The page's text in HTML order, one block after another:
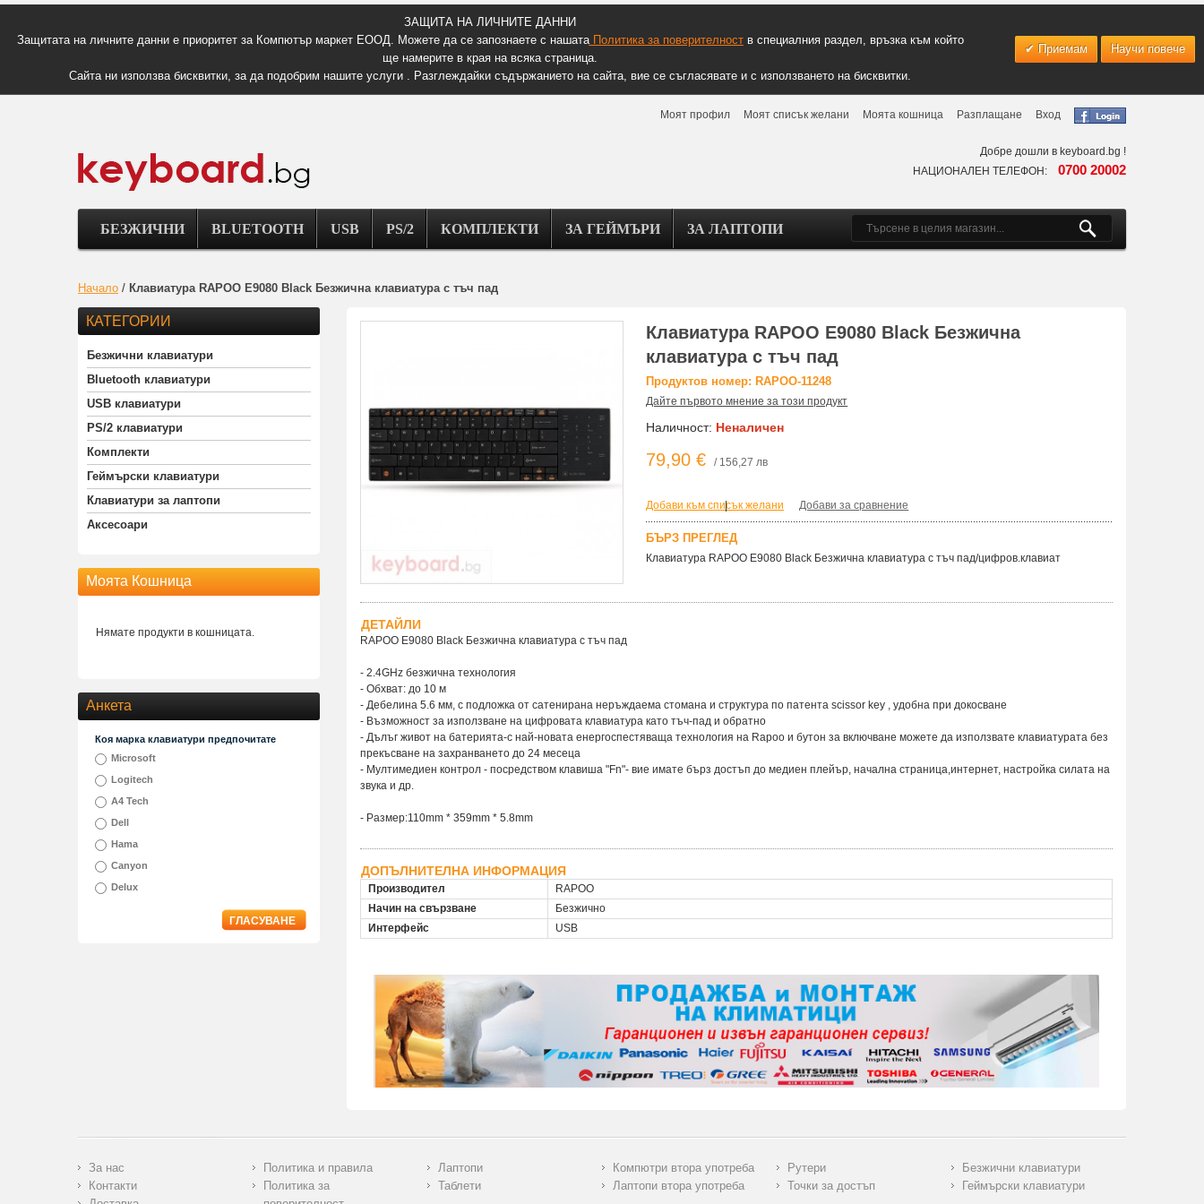
ЗАЩИТА НА ЛИЧНИТЕ ДАННИ
Защитата на личните данни е приоритет за Компютър маркет ЕООД. Можете да се запознаете с нашатаПолитика за поверителноств специалния раздел, връзка към който
ще намерите в края на всяка страница.
Сайта ни използва бисквитки, за да подобрим нашите услуги . Разглеждайки съдържанието на сайта, вие се съгласявате и с използването на бисквитки.
Приемам Научи повече
Моят профил Моят списък желани Моята кошница Разплащане Вход
Добре дошли в keyboard.bg !
НАЦИОНАЛЕН ТЕЛЕФОН: 0700 20002
БЕЗЖИЧНИ BLUETOOTH USB PS/2 КОМПЛЕКТИ ЗА ГЕЙМЪРИ ЗА ЛАПТОПИ
Начало / Клавиатура RAPOO E9080 Black Безжична клавиатура с тъч пад
Клавиатура RAPOO E9080 Black Безжична
клавиатура с тъч пад
Продуктов номер: RAPOO-11248
Дайте първото мнение за този продукт
Наличност: Неналичен
79,90 € / 156,27 лв
Добави към списък желани
| Добави за сравнение
БЪРЗ ПРЕГЛЕД
Клавиатура RAPOO E9080 Black Безжична клавиатура с тъч пад/цифров.клавиат
ДЕТАЙЛИ
RAPOO E9080 Black Безжична клавиатура с тъч пад
- 2.4GHz безжична технология
- Обхват: до 10 м
- Дебелина 5.6 мм, с подложка от сатенирана неръждаема стомана и структура по патента scissor key , удобна при докосване
- Възможност за използване на цифровата клавиатура като тъч-пад и обратно
- Дълъг живот на батерията-с най-новата енергоспестяваща технология на Rapoo и бутон за включване можете да използвате клавиатурата без
прекъсване на захранването до 24 месеца
- Мултимедиен контрол - посредством клавиша "Fn"- вие имате бърз достъп до медиен плейър, начална страница,интернет, настройка силата на
звука и др.
- Размер:110mm * 359mm * 5.8mm
ДОПЪЛНИТЕЛНА ИНФОРМАЦИЯ
Производител
RAPOO
Начин на свързване
Безжично
Интерфейс
USB
КАТЕГОРИИ
Безжични клавиатури
Bluetooth клавиатури
USB клавиатури
PS/2 клавиатури
Комплекти
Геймърски клавиатури
Клавиатури за лаптопи
Аксесоари
Моята Кошница
Нямате продукти в кошницата.
Анкета
Коя марка клавиатури предпочитате
Microsoft
Logitech
A4 Tech
Dell
Hama
Canyon
Delux
ГЛАСУВАНЕ
За нас
Контакти
Политика и правила
Политика за
Лаптопи
Таблети
Компютри втора употреба
Лаптопи втора употреба
Рутери
Точки за достъп
Безжични клавиатури
Геймърски клавиатури